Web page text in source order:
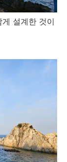
설계한 것이